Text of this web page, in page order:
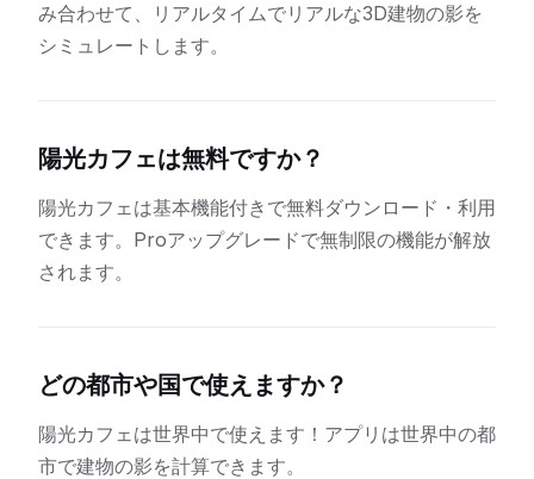
み合わせて、リアルタイムでリアルな3D建物の影を
シミュレートします。
陽光カフェは無料ですか？
陽光カフェは基本機能付きで無料ダウンロード・利用
できます。Proアップグレードで無制限の機能が解放
されます。
どの都市や国で使えますか？
陽光カフェは世界中で使えます！アプリは世界中の都
市で建物の影を計算できます。